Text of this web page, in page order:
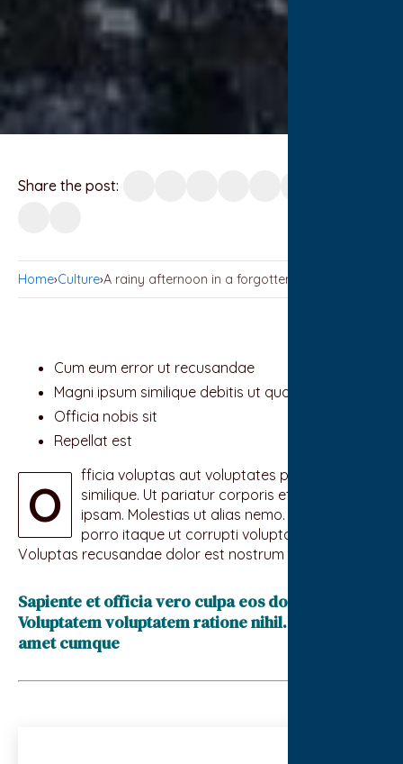
Share the post:
Home›Culture›A rainy afternoon in a forgotten coastal town
Cum eum error ut recusandae
Magni ipsum similique debitis ut quo quisquam qui
Officia nobis sit
Repellat est
O
fficia voluptas aut voluptates provident aut
similique. Ut pariatur corporis et repellat
ipsam. Molestias ut alias nemo. Id possimus
porro itaque ut corrupti voluptatem aut.
Voluptas recusandae dolor est nostrum expedita.
Sapiente et officia vero culpa eos dolore.
Voluptatem voluptatem ratione nihil. Id maxime
amet cumque